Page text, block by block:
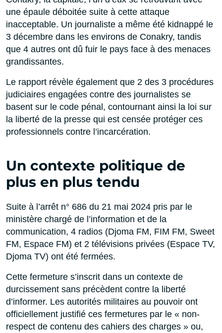
une épaule déboitée suite à cette attaque
inacceptable. Un journaliste a même été kidnappé le
3 décembre dans les environs de Conakry, tandis
que 4 autres ont dû fuir le pays face à des menaces
grandissantes.
Le rapport révèle également que 2 des 3 procédures
judiciaires engagées contre des journalistes se
basent sur le code pénal, contournant ainsi la loi sur
la liberté de la presse qui est censée protéger ces
professionnels contre l’incarcération.
Un contexte politique de
plus en plus tendu
Suite à l’arrêt n° 686 du 21 mai 2024 pris par le
ministère chargé de l’information et de la
communication, 4 radios (Djoma FM, FIM FM, Sweet
FM, Espace FM) et 2 télévisions privées (Espace TV,
Djoma TV) ont été fermées.
Cette fermeture s’inscrit dans un contexte de
durcissement sans précèdent contre la liberté
d’informer. Les autorités militaires au pouvoir ont
officiellement justifié ces fermetures par le « non-
respect de contenu des cahiers des charges » ou,